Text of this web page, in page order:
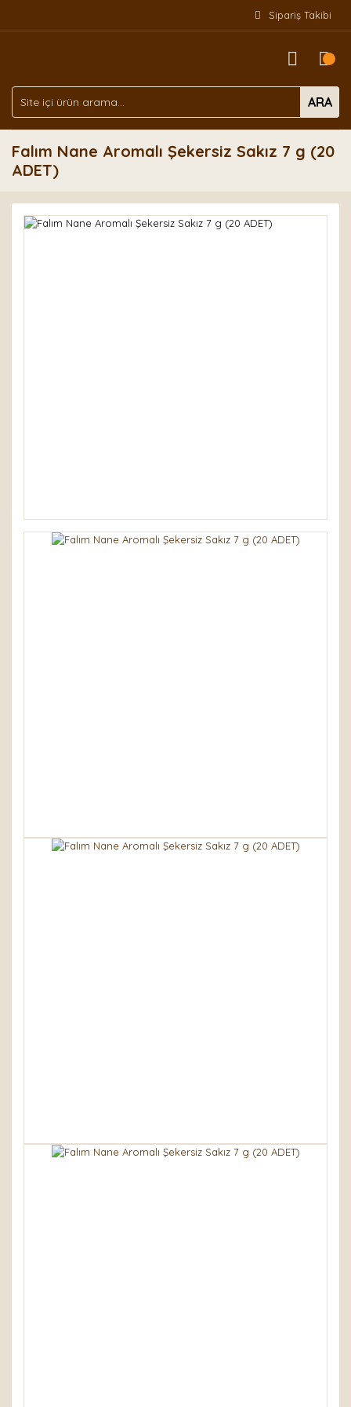
Sipariş Takibi
ARA
Falım Nane Aromalı Şekersiz Sakız 7 g (20
ADET)